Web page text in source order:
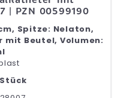
| PZN 00599190
Spitze: Nelaton,
Beutel, Volumen: